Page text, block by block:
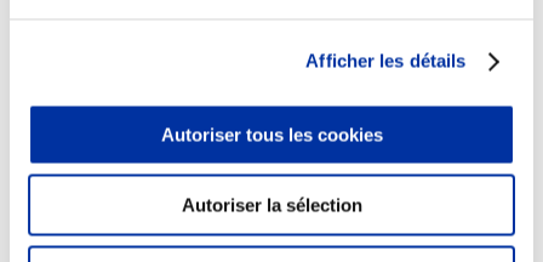
Afficher les détails
Autoriser tous les cookies
Autoriser la sélection
Alimentation de qualité, raisonnée et durable